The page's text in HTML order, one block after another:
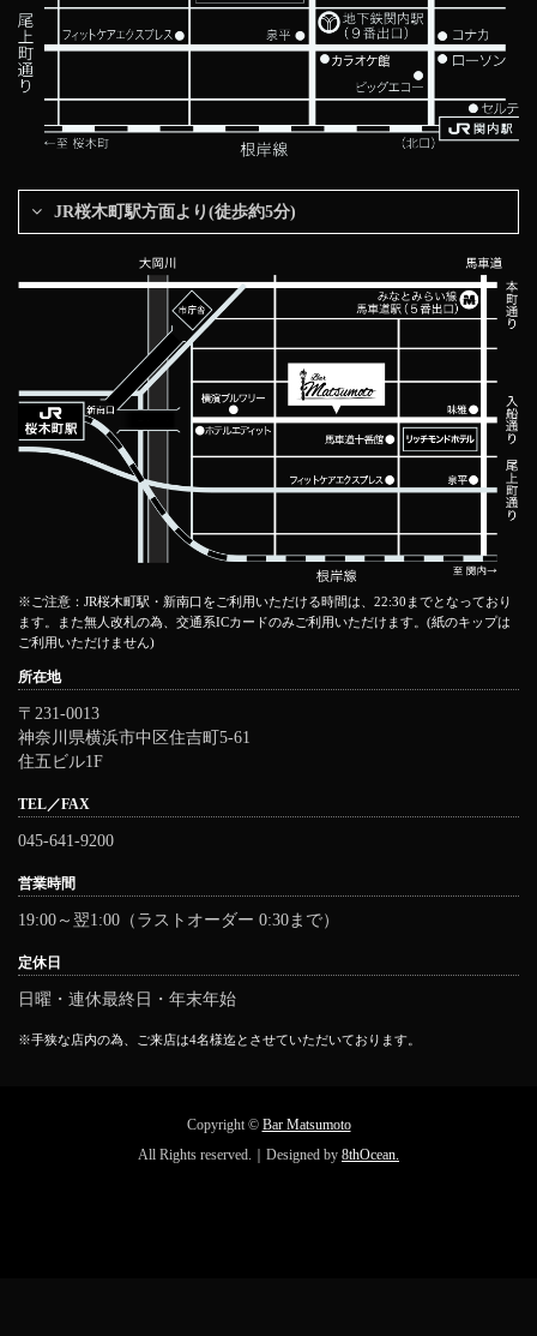
JR桜木町駅方面より(徒歩約5分)
※ご注意：JR桜木町駅・新南口をご利用いただける時間は、22:30までとなっており
ます。また無人改札の為、交通系ICカードのみご利用いただけます。(紙のキップは
ご利用いただけません)
所在地
〒231-0013
神奈川県横浜市中区住吉町5-61
住五ビル1F
TEL／FAX
045-641-9200
営業時間
19:00～翌1:00（ラストオーダー 0:30まで）
定休日
日曜・連休最終日・年末年始
※手狭な店内の為、ご来店は4名様迄とさせていただいております。
Copyright © Bar Matsumoto
All Rights reserved.｜Designed by 8thOcean.